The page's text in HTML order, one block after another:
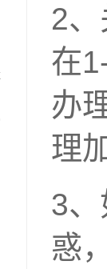
2
在
办
理
3
惑